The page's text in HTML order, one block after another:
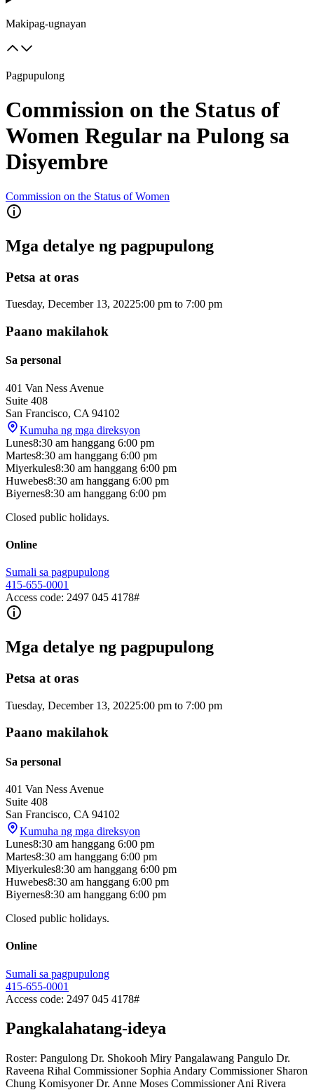
Makipag-ugnayan
Pagpupulong
Commission on the Status of
Women Regular na Pulong sa
Disyembre
Commission on the Status of Women
Mga detalye ng pagpupulong
Petsa at oras
Tuesday, December 13, 20225:00 pm to 7:00 pm
Paano makilahok
Sa personal
401 Van Ness Avenue
Suite 408
San Francisco, CA 94102
Kumuha ng mga direksyon
Lunes8:30 am hanggang 6:00 pm
Martes8:30 am hanggang 6:00 pm
Miyerkules8:30 am hanggang 6:00 pm
Huwebes8:30 am hanggang 6:00 pm
Biyernes8:30 am hanggang 6:00 pm
Closed public holidays.
Online
Sumali sa pagpupulong
415-655-0001
Access code: 2497 045 4178#
Mga detalye ng pagpupulong
Petsa at oras
Tuesday, December 13, 20225:00 pm to 7:00 pm
Paano makilahok
Sa personal
401 Van Ness Avenue
Suite 408
San Francisco, CA 94102
Kumuha ng mga direksyon
Lunes8:30 am hanggang 6:00 pm
Martes8:30 am hanggang 6:00 pm
Miyerkules8:30 am hanggang 6:00 pm
Huwebes8:30 am hanggang 6:00 pm
Biyernes8:30 am hanggang 6:00 pm
Closed public holidays.
Online
Sumali sa pagpupulong
415-655-0001
Access code: 2497 045 4178#
Pangkalahatang-ideya
Roster: Pangulong Dr. Shokooh Miry Pangalawang Pangulo Dr.
Raveena Rihal Commissioner Sophia Andary Commissioner Sharon
Chung Komisyoner Dr. Anne Moses Commissioner Ani Rivera